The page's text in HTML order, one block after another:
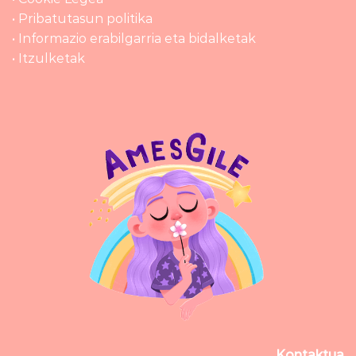
• Pribatutasun politika
• Informazio erabilgarria eta bidalketak
• Itzulketak